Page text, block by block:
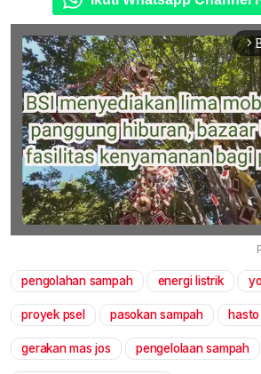
arrow_forward_ios
pengolahan sampah energi listrik
proyek psel pasokan sampah
gerakan mas jos pengelolaan sampah